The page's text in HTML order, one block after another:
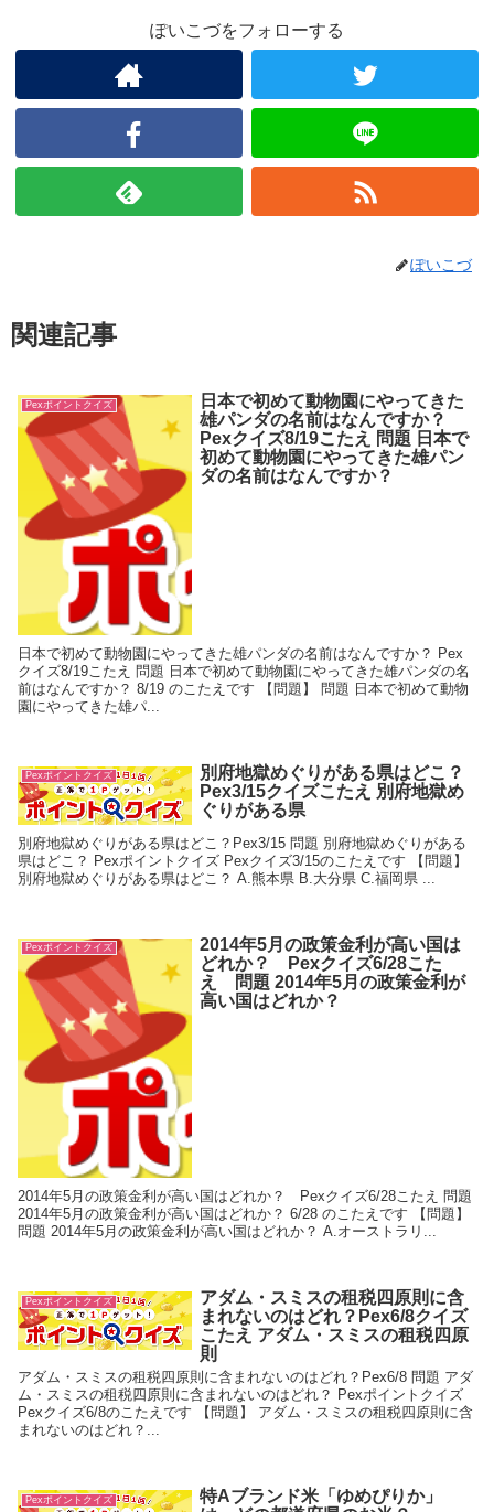
ぽいこづをフォローする
ぽいこづ
関連記事
Pexポイントクイズ
日本で初めて動物園にやってきた
雄パンダの名前はなんですか？
Pexクイズ8/19こたえ 問題 日本で
初めて動物園にやってきた雄パン
ダの名前はなんですか？
日本で初めて動物園にやってきた雄パンダの名前はなんですか？ Pex
クイズ8/19こたえ 問題 日本で初めて動物園にやってきた雄パンダの名
前はなんですか？ 8/19 のこたえです 【問題】 問題 日本で初めて動物
園にやってきた雄パ...
Pexポイントクイズ
別府地獄めぐりがある県はどこ？
Pex3/15クイズこたえ 別府地獄め
ぐりがある県
別府地獄めぐりがある県はどこ？Pex3/15 問題 別府地獄めぐりがある
県はどこ？ Pexポイントクイズ Pexクイズ3/15のこたえです 【問題】
別府地獄めぐりがある県はどこ？ A.熊本県 B.大分県 C.福岡県 ...
Pexポイントクイズ
2014年5月の政策金利が高い国は
どれか？ Pexクイズ6/28こた
え 問題 2014年5月の政策金利が
高い国はどれか？
2014年5月の政策金利が高い国はどれか？ Pexクイズ6/28こたえ 問題
2014年5月の政策金利が高い国はどれか？ 6/28 のこたえです 【問題】
問題 2014年5月の政策金利が高い国はどれか？ A.オーストラリ...
Pexポイントクイズ
アダム・スミスの租税四原則に含
まれないのはどれ？Pex6/8クイズ
こたえ アダム・スミスの租税四原
則
アダム・スミスの租税四原則に含まれないのはどれ？Pex6/8 問題 アダ
ム・スミスの租税四原則に含まれないのはどれ？ Pexポイントクイズ
Pexクイズ6/8のこたえです 【問題】 アダム・スミスの租税四原則に含
まれないのはどれ？...
Pexポイントクイズ
特Aブランド米「ゆめぴりか」